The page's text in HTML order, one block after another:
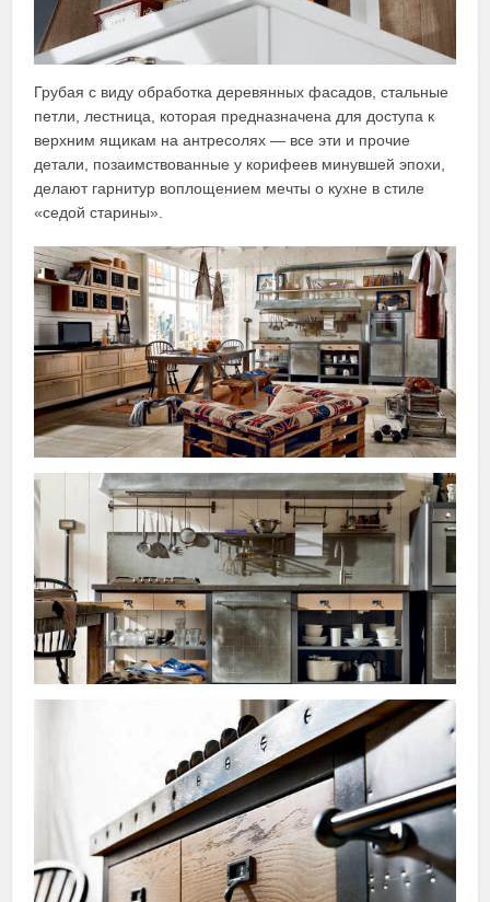
Грубая с виду обработка деревянных фасадов, стальные
петли, лестница, которая предназначена для доступа к
верхним ящикам на антресолях — все эти и прочие
детали, позаимствованные у корифеев минувшей эпохи,
делают гарнитур воплощением мечты о кухне в стиле
«седой старины».